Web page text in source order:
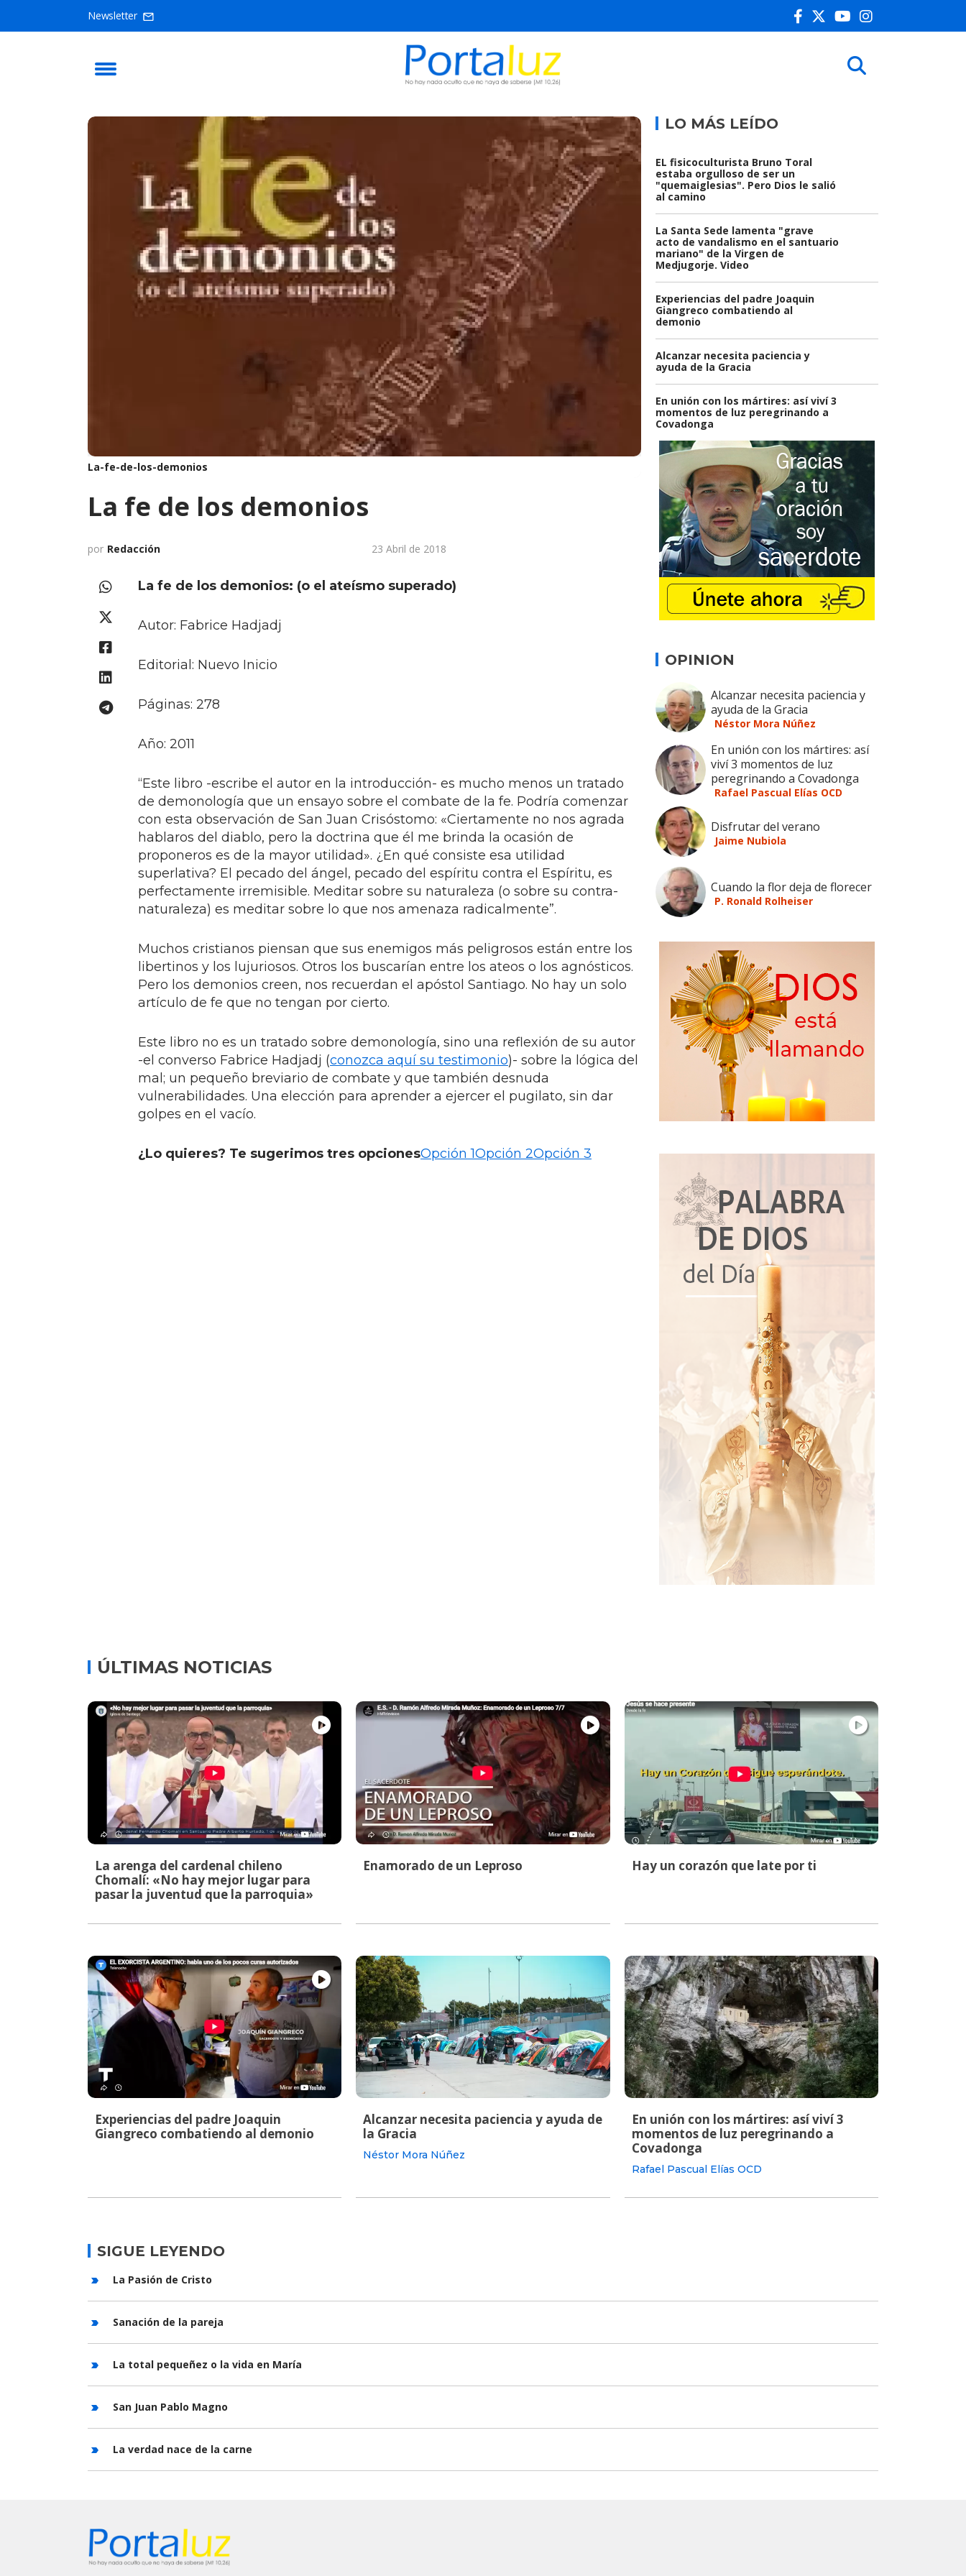
Newsletter
La-fe-de-los-demonios
La fe de los demonios
por Redacción 23 Abril de 2018
La fe de los demonios: (o el ateísmo superado)
Autor: Fabrice Hadjadj
Editorial: Nuevo Inicio
Páginas: 278
Año: 2011
“Este libro -escribe el autor en la introducción- es mucho menos un tratado
de demonología que un ensayo sobre el combate de la fe. Podría comenzar
con esta observación de San Juan Crisóstomo: «Ciertamente no nos agrada
hablaros del diablo, pero la doctrina que él me brinda la ocasión de
proponeros es de la mayor utilidad». ¿En qué consiste esa utilidad
superlativa? El pecado del ángel, pecado del espíritu contra el Espíritu, es
perfectamente irremisible. Meditar sobre su naturaleza (o sobre su contra-
naturaleza) es meditar sobre lo que nos amenaza radicalmente”.
Muchos cristianos piensan que sus enemigos más peligrosos están entre los
libertinos y los lujuriosos. Otros los buscarían entre los ateos o los agnósticos.
Pero los demonios creen, nos recuerdan el apóstol Santiago. No hay un solo
artículo de fe que no tengan por cierto.
Este libro no es un tratado sobre demonología, sino una reflexión de su autor
-el converso Fabrice Hadjadj (conozca aquí su testimonio)- sobre la lógica del
mal; un pequeño breviario de combate y que también desnuda
vulnerabilidades. Una elección para aprender a ejercer el pugilato, sin dar
golpes en el vacío.
¿Lo quieres? Te sugerimos tres opcionesOpción 1Opción 2Opción 3
LO MÁS LEÍDO
EL fisicoculturista Bruno Toral
estaba orgulloso de ser un
"quemaiglesias". Pero Dios le salió
al camino
La Santa Sede lamenta "grave
acto de vandalismo en el santuario
mariano" de la Virgen de
Medjugorje. Video
Experiencias del padre Joaquin
Giangreco combatiendo al
demonio
Alcanzar necesita paciencia y
ayuda de la Gracia
En unión con los mártires: así viví 3
momentos de luz peregrinando a
Covadonga
OPINION
Alcanzar necesita paciencia y
ayuda de la Gracia
Néstor Mora Núñez
En unión con los mártires: así
viví 3 momentos de luz
peregrinando a Covadonga
Rafael Pascual Elías OCD
Disfrutar del verano
Jaime Nubiola
Cuando la flor deja de florecer
P. Ronald Rolheiser
ÚLTIMAS NOTICIAS
La arenga del cardenal chileno
Chomalí: «No hay mejor lugar para
pasar la juventud que la parroquia»
Enamorado de un Leproso Hay un corazón que late por ti
Experiencias del padre Joaquin
Giangreco combatiendo al demonio
Alcanzar necesita paciencia y ayuda de
la Gracia
Néstor Mora Núñez
En unión con los mártires: así viví 3
momentos de luz peregrinando a
Covadonga
Rafael Pascual Elías OCD
SIGUE LEYENDO
La Pasión de Cristo
Sanación de la pareja
La total pequeñez o la vida en María
San Juan Pablo Magno
La verdad nace de la carne